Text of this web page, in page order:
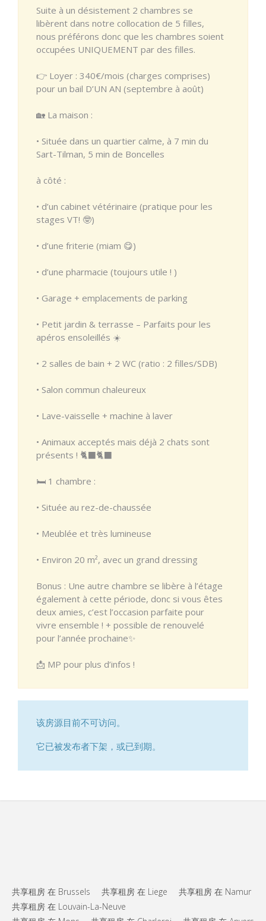
Suite à un désistement 2 chambres se
libèrent dans notre collocation de 5 filles,
nous préférons donc que les chambres soient
occupées UNIQUEMENT par des filles.
👉 Loyer : 340€/mois (charges comprises)
pour un bail D’UN AN (septembre à août)
🏡 La maison :
• Située dans un quartier calme, à 7 min du
Sart-Tilman, 5 min de Boncelles
à côté :
• d’un cabinet vétérinaire (pratique pour les
stages VT! 🤓)
• d’une friterie (miam 😋)
• d’une pharmacie (toujours utile ! )
• Garage + emplacements de parking
• Petit jardin & terrasse – Parfaits pour les
apéros ensoleillés ☀️
• 2 salles de bain + 2 WC (ratio : 2 filles/SDB)
• Salon commun chaleureux
• Lave-vaisselle + machine à laver
• Animaux acceptés mais déjà 2 chats sont
présents ! 🐈‍⬛🐈‍⬛
🛏️ 1 chambre :
• Située au rez-de-chaussée
• Meublée et très lumineuse
• Environ 20 m², avec un grand dressing
Bonus : Une autre chambre se libère à l’étage
également à cette période, donc si vous êtes
deux amies, c’est l’occasion parfaite pour
vivre ensemble ! + possible de renouvelé
pour l’année prochaine✨
📩 MP pour plus d’infos !
该房源目前不可访问。
它已被发布者下架，或已到期。
共享租房 在 Brussels 共享租房 在 Liege
共享租房 在 Namur
共享租房 在 Louvain-La-Neuve